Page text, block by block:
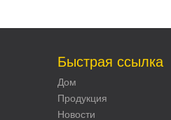
Быстрая ссылка
Дом
Продукция
Новости